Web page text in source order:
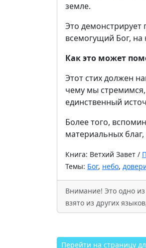
земле.
Это демонстрирует
всемогущий Бог,
Как это может
Этот стих должен
чему мы
единственный
Более того,
материальных
Книга: Ветхий Завет /
Темы: Бог, небо,
Внимание! Это одно из
взято из других
Перейти на страницу